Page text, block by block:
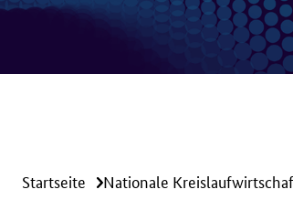
Startseite Nationale